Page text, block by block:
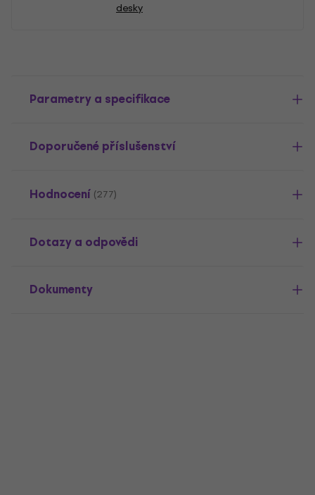
desky
Parametry a specifikace
Doporučené příslušenství
Hodnocení (277)
Dotazy a odpovědi
Dokumenty